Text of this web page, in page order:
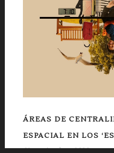
ÁREAS DE
ESPACIAL EN LOS
21 septiembre, 2020